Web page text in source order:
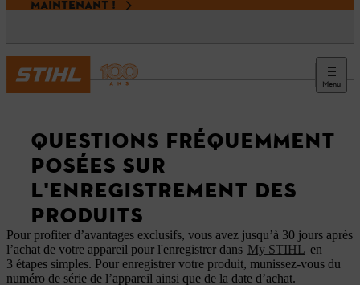
MAINTENANT !
Menu
STIHL
QUESTIONS FRÉQUEMMENT
POSÉES SUR
L'ENREGISTREMENT DES
PRODUITS
Pour profiter d’avantages exclusifs, vous avez jusqu’à 30 jours après
l’achat de votre appareil pour l'enregistrer dans My STIHL en
3 étapes simples. Pour enregistrer votre produit, munissez-vous du
numéro de série de l’appareil ainsi que de la date d’achat.